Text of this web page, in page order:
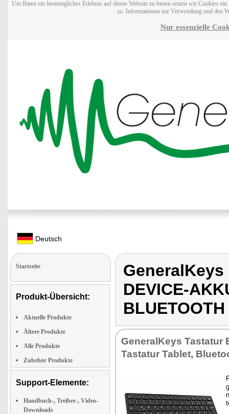
Um Ihnen ein bestmögliches Erlebnis auf dieser Website zu bieten setzen wir Cookies
zu. Informationen zur Verwendung und den
Nur essenzielle
Deutsch
Startseite
Produkt-Übersicht:
Aktuelle Produkte
Ältere Produkte
Alle Produkte
Zubehör Produkte
Support-Elemente:
Handbuch-, Treiber-, Video-
Downloads
GeneralKeys
DEVICE-
Ge­ne­ral­Keys Tas­ta­tur
Tas­ta­tur Ta­blet,